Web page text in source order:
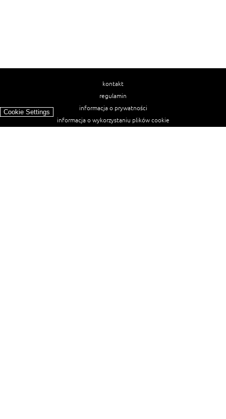
Cookie Settings
kontakt
regulamin
informacja o prywatności
informacja o wykorzystaniu plików cookie